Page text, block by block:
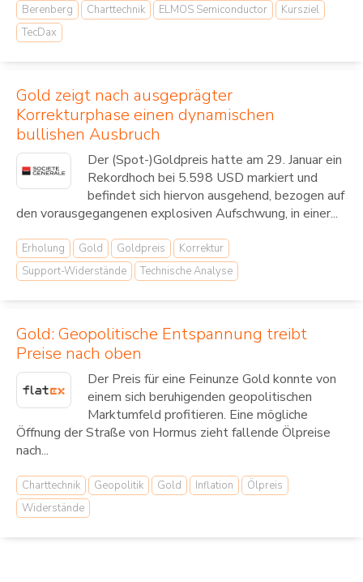
Berenberg Charttechnik ELMOS Semiconductor
Kursziel
TecDax
Gold zeigt nach ausgeprägter
Korrekturphase einen dynamischen
bullishen Ausbruch
Der (Spot-)Goldpreis hatte am 29. Januar ein
Rekordhoch bei 5.598 USD markiert und
befindet sich hiervon ausgehend, bezogen auf
den vorausgegangenen explosiven Aufschwung, in einer...
Erholung Gold Goldpreis
Korrektur
Support-Widerstände
Technische Analyse
Gold: Geopolitische Entspannung treibt
Preise nach oben
Der Preis für eine Feinunze Gold konnte von
einem sich beruhigenden geopolitischen
Marktumfeld profitieren. Eine mögliche
Öffnung der Straße von Hormus zieht fallende Ölpreise
nach...
Charttechnik Geopolitik Gold Inflation
Ölpreis
Widerstände